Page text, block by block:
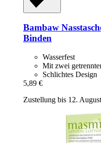
Bambaw
Binden
Wasserfest
Mit zwei
Schlichtes Design
5,89 €
Zustellung bis 12. August